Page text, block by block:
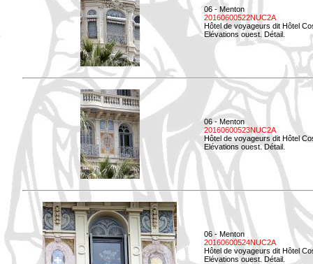
06 - Menton
20160600522NUC2A
Hôtel de voyageurs dit Hôtel
Elévations ouest. Détail.
06 - Menton
20160600523NUC2A
Hôtel de voyageurs dit Hôtel
Elévations ouest. Détail.
06 - Menton
20160600524NUC2A
Hôtel de voyageurs dit Hôtel
Elévations ouest. Détail.